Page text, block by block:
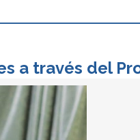
a través del